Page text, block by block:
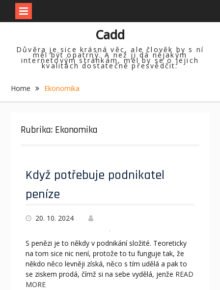
content
Cadd
Důvěra je sice krásná věc, ale člověk by s ní
měl být opatrný. A než ji dá nějakým
internetovým stránkám, měl by se o jejich
kvalitách dostatečně přesvědčit.
Home Ekonomika
Rubrika: Ekonomika
Když potřebuje podnikatel
peníze
20. 10. 2024
S penězi je to někdy v podnikání složité. Teoreticky
na tom sice nic není, protože to tu funguje tak, že
někdo něco levněji získá, něco s tím udělá a pak to
se ziskem prodá, čímž si na sebe vydělá, jenže READ
MORE